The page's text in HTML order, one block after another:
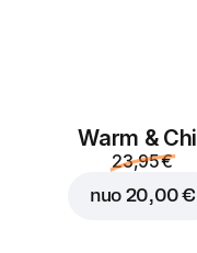
Warm &
23,95 €
nuo 20,00 €